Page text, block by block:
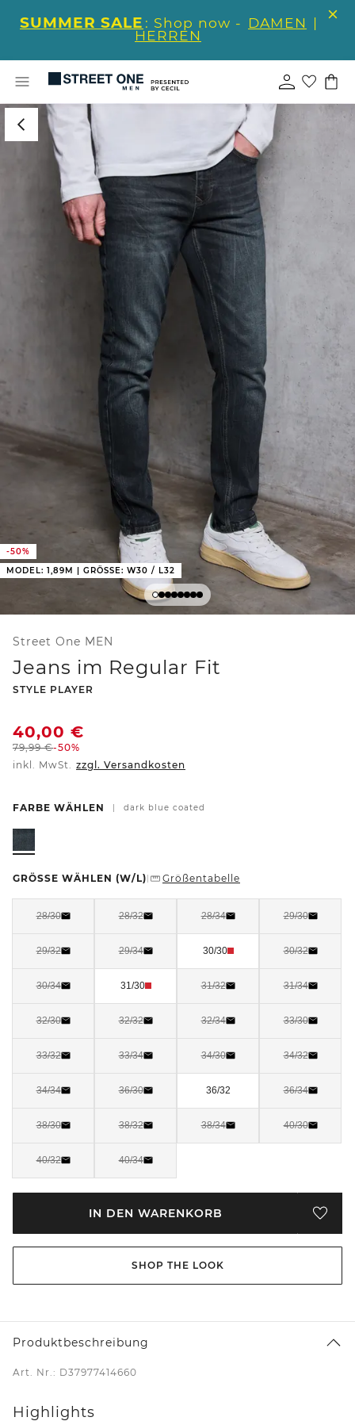
SUMMER SALE : Shop now - DAMEN |
HERREN
-50%
MODEL: 1,89M | GRÖSSE: W30 / L32
Street One MEN
Jeans im Regular Fit
-
STYLE PLAYER
40,00 €
79,99€-50%
inkl. MwSt. zzgl. Versandkosten
FARBE WÄHLEN dark blue coated
GRÖSSE WÄHLEN (W/L) Größentabelle
28/30 28/32 28/34 29/30
29/32 29/34 30/30 30/32
30/34 31/30 31/32 31/34
32/30 32/32 32/34 33/30
33/32 33/34 34/30 34/32
34/34 36/30 36/32 36/34
38/30 38/32 38/34 40/30
40/32 40/34
IN DEN WARENKORB
SHOP THE LOOK
Produktbeschreibung
Art. Nr.: D37977414660
Highlights